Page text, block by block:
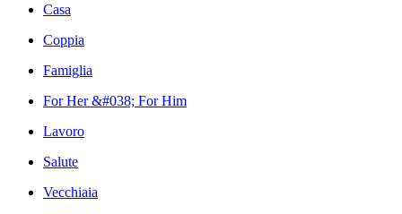
Casa
Coppia
Famiglia
For Her &#038; For Him
Lavoro
Salute
Vecchiaia